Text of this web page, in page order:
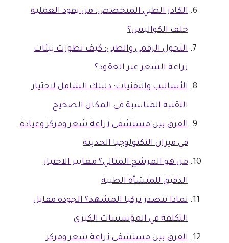
الكادر الطبي المتخصص: من يقود العملية
خلف الكواليس؟
التحول الرقمي والطبي: كيف تطورت بيئات
زراعة الشعر عبر العقود؟
الأساليب والتقنيات: دليلك الشامل لاختيار
التقنية المناسبة في المكان الصحيح
الفرق بين مستشفى زراعة شعر ومركز وعيادة
في ميزان التكنولوجيا الحديثة
من هو المرشح المثالي؟ معايير الاختيار
الدقيق للمنشأة الطبية
لماذا تتصدر تركيا المشهد؟ الجودة مقابل
التكلفة في المؤسسات الكبرى
الفرق بين مستشفى زراعة شعر ومركز